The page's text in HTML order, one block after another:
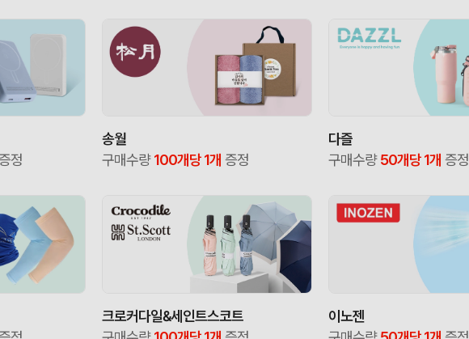
정
송월
구매수량100개당 1개 증정
다즐
구매수량50개당 1개 증정
크로커다일&세인트스코트
이노젠